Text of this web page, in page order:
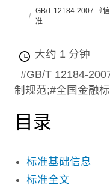
/
GB/T 12184-2007 《
准
大约 1 分钟
#GB/T 12184-
制规范;#全国金融
目录
标准基础信息
标准全文